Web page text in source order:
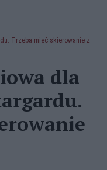
Trzeba mieć skierowanie z
dla